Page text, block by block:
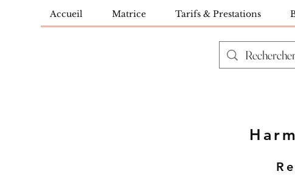
Accueil Matrice Tarifs & Prestations